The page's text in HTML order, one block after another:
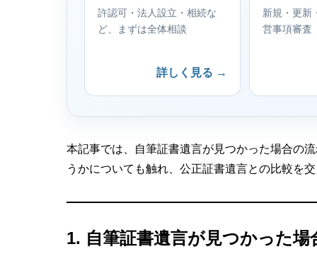
許認可・法人設立・相続な
ど、まずは全体相談
詳しく見る →
新規・更新
営事項審査
本記事では、自筆証書遺言が見つかった場合の
うかについても触れ、公正証書遺言との比較を
1. 自筆証書遺言が見つかった場